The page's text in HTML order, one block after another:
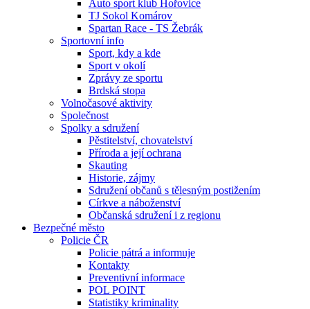
Auto sport klub Hořovice
TJ Sokol Komárov
Spartan Race - TS Žebrák
Sportovní info
Sport, kdy a kde
Sport v okolí
Zprávy ze sportu
Brdská stopa
Volnočasové aktivity
Společnost
Spolky a sdružení
Pěstitelství, chovatelství
Příroda a její ochrana
Skauting
Historie, zájmy
Sdružení občanů s tělesným postižením
Církve a náboženství
Občanská sdružení i z regionu
Bezpečné město
Policie ČR
Policie pátrá a informuje
Kontakty
Preventivní informace
POL POINT
Statistiky kriminality